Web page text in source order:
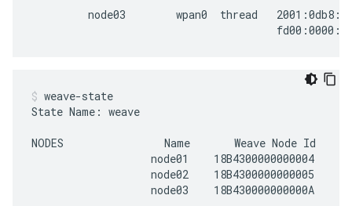
node03        wpan0  thread
weave-state
State Name: weave
NODES                Name       Weave Node Id
node01    18B4300000000004
node02    18B4300000000005
node03    18B430000000000A